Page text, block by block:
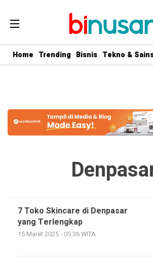
center} #geserkiri, #geserkanan { display:
display: none }
Home Trending Bisnis Tekno &
7 Toko Skincare di Denpasar
yang Terlengkap
15 Maret 2025 - 05:36 WITA